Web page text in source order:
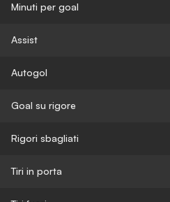
Minuti per goal
Assist
Autogol
Goal su rigore
Rigori sbagliati
Tiri in porta